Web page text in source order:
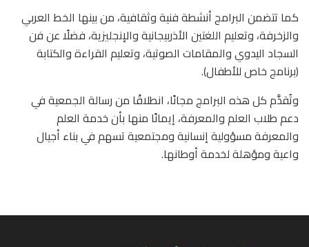
كما تتضمن البرامج أنشطة فنية وثقافية، من بينها الخط العربي
والزخرفة، وتعليم اللغتين الأذربيجانية والإنجليزية، فضلًا عن فن
السجاد اليدوي والمقامات الصوتية، وتعليم القراءة والكتابة
(برنامج خاص للأطفال).
وتُقدَّم كل هذه البرامج مجانًا، انطلاقًا من رسالة الجمعية في
دعم طلاب العلم والمعرفة، إيمانًا منها بأن خدمة العلم
والمعرفة مسؤولية إنسانية ومجتمعية تسهم في بناء أجيال
واعية ومؤهلة لخدمة أوطانها.